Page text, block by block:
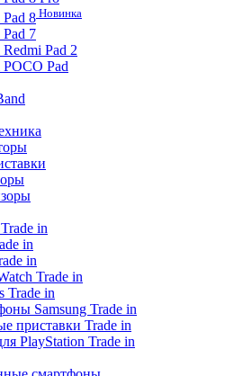
8 Новинка
7
Pad 2
Pad
in
in
in
Trade in
Trade in
Samsung Trade in
приставки Trade in
PlayStation Trade in